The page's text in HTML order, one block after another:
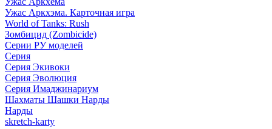
Ужас Аркхэма. Карточная игра
World of Tanks: Rush
Зомбицид (Zombicide)
Серии РУ моделей
Серия
Серия Экивоки
Серия Эволюция
Серия Имаджинариум
Шахматы Шашки Нарды
Нарды
skretch-karty